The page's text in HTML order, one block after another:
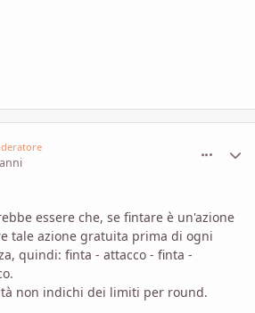
essere che, se fintare è un'azione
tale azione gratuita prima di ogni
quindi: finta - attacco - finta -
non indichi dei limiti per round.